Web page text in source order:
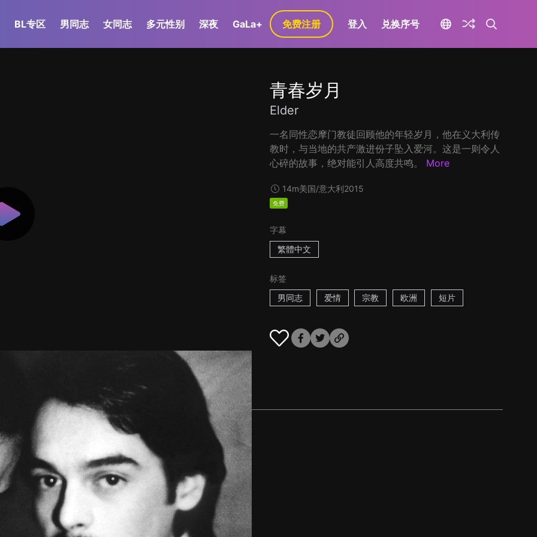
BL专区 男同志 女同志 多元性别 深夜 GaLa+ 免费注册 登入 兑换序号
青春岁月
Elder
一名同性恋摩门教徒回顾他的年轻岁月，他在义大利传
教时，与当地的共产激进份子坠入爱河。这是一则令人
心碎的故事，绝对能引人高度共鸣。
More
14m美国/意大利2015
免费
字幕
繁體中文
标签
男同志
爱情 宗教 欧洲 短片